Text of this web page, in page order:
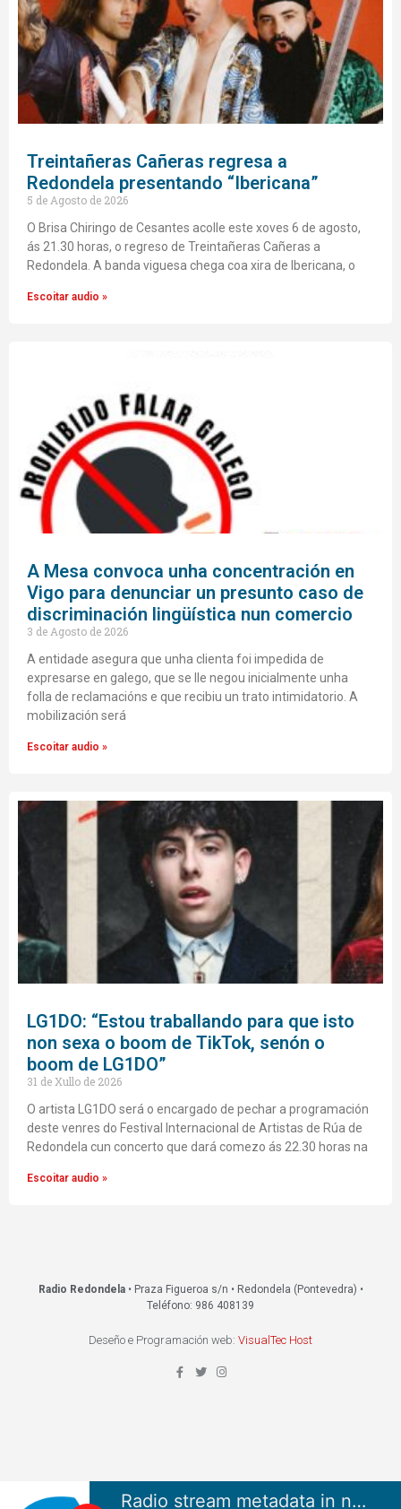
Treintañeras Cañeras regresa a
Redondela presentando “Ibericana”
5 de Agosto de 2026
O Brisa Chiringo de Cesantes acolle este xoves 6 de agosto,
ás 21.30 horas, o regreso de Treintañeras Cañeras a
Redondela. A banda viguesa chega coa xira de Ibericana, o
Escoitar audio »
A Mesa convoca unha concentración en
Vigo para denunciar un presunto caso de
discriminación lingüística nun comercio
3 de Agosto de 2026
A entidade asegura que unha clienta foi impedida de
expresarse en galego, que se lle negou inicialmente unha
folla de reclamacións e que recibiu un trato intimidatorio. A
mobilización será
Escoitar audio »
LG1DO: “Estou traballando para que isto
non sexa o boom de TikTok, senón o
boom de LG1DO”
31 de Xullo de 2026
O artista LG1DO será o encargado de pechar a programación
deste venres do Festival Internacional de Artistas de Rúa de
Redondela cun concerto que dará comezo ás 22.30 horas na
Escoitar audio »
Radio Redondela• Praza Figueroa s/n • Redondela (Pontevedra) •
Teléfono: 986 408139
Deseño e Programación web: VisualTec Host
Radio stream metadata in not available.